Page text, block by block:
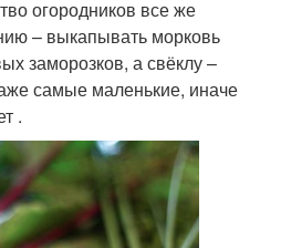
огородников все же
– выкапывать морковь
заморозков, а свёклу –
самые маленькие, иначе
.